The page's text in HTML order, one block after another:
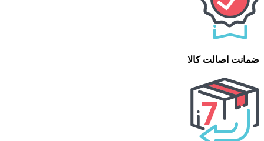
ضمانت اصالت کالا